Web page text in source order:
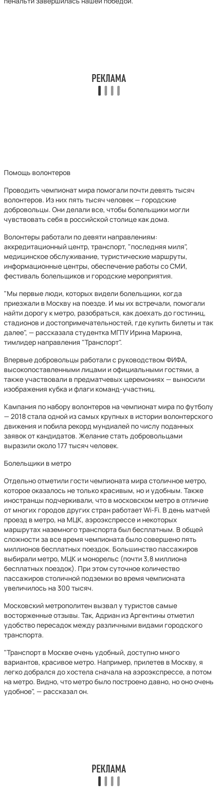
Помощь волонтеров
Проводить чемпионат мира помогали почти девять тысяч
волонтеров. Из них пять тысяч человек — городские
добровольцы. Они делали все, чтобы болельщики могли
чувствовать себя в российской столице как дома.
Волонтеры работали по девяти направлениям:
аккредитационный центр, транспорт, "последняя миля",
медицинское обслуживание, туристические маршруты,
информационные центры, обеспечение работы со СМИ,
фестиваль болельщиков и городские мероприятия.
"Мы первые люди, которых видели болельщики, когда
приезжали в Москву на поезде. И мы их встречали, помогали
найти дорогу к метро, разобраться, как доехать до гостиниц,
стадионов и достопримечательностей, где купить билеты и так
далее", — рассказала студентка МГПУ Ирина Маркина,
тимлидер направления "Транспорт".
Впервые добровольцы работали с руководством ФИФА,
высокопоставленными лицами и официальными гостями, а
также участвовали в предматчевых церемониях — выносили
изображения кубка и флаги команд-участниц.
Кампания по набору волонтеров на чемпионат мира по футболу
— 2018 стала одной из самых крупных в истории волонтерского
движения и побила рекорд мундиалей по числу поданных
заявок от кандидатов. Желание стать добровольцами
выразили около 177 тысяч человек.
Болельщики в метро
Отдельно отметили гости чемпионата мира столичное метро,
которое оказалось не только красивым, но и удобным. Также
иностранцы подчеркивали, что в московском метро в отличие
от многих городов других стран работает Wi-Fi. В день матчей
проезд в метро, на МЦК, аэроэкспрессе и некоторых
маршрутах наземного транспорта был бесплатным. В общей
сложности за все время чемпионата было совершено пять
миллионов бесплатных поездок. Большинство пассажиров
выбирали метро, МЦК и монорельс (почти 3,8 миллиона
бесплатных поездок). При этом суточное количество
пассажиров столичной подземки во время чемпионата
увеличилось на 300 тысяч.
Московский метрополитен вызвал у туристов самые
восторженные отзывы. Так, Адриан из Аргентины отметил
удобство пересадок между различными видами городского
транспорта.
"Транспорт в Москве очень удобный, доступно много
вариантов, красивое метро. Например, прилетев в Москву, я
легко добрался до хостела сначала на аэроэкспрессе, а потом
на метро. Видно, что метро было построено давно, но оно очень
удобное", — рассказал он.